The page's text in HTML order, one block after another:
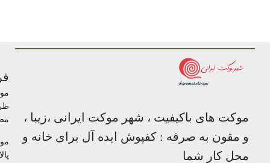
موکت های باکیفیت ، شهر موکت ایرانی ،زیبا ،
و مقون به صرفه : کفپوش ایده آل برای خانه و
محل کار شما